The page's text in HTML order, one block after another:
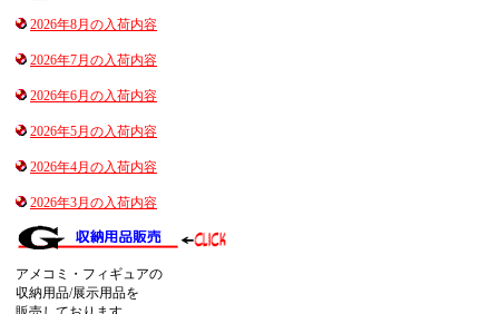
2026年8月の入荷内容
2026年7月の入荷内容
2026年6月の入荷内容
2026年5月の入荷内容
2026年4月の入荷内容
2026年3月の入荷内容
アメコミ・フィギュアの
収納用品/展示用品を